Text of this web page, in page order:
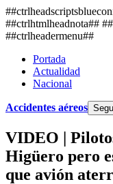
##ctrlhtmlheadnota##
##ctrlheadermenu##
Portada
Actualidad
Nacional
Accidentes aéreos
VIDEO |
Higüero pero
que avión